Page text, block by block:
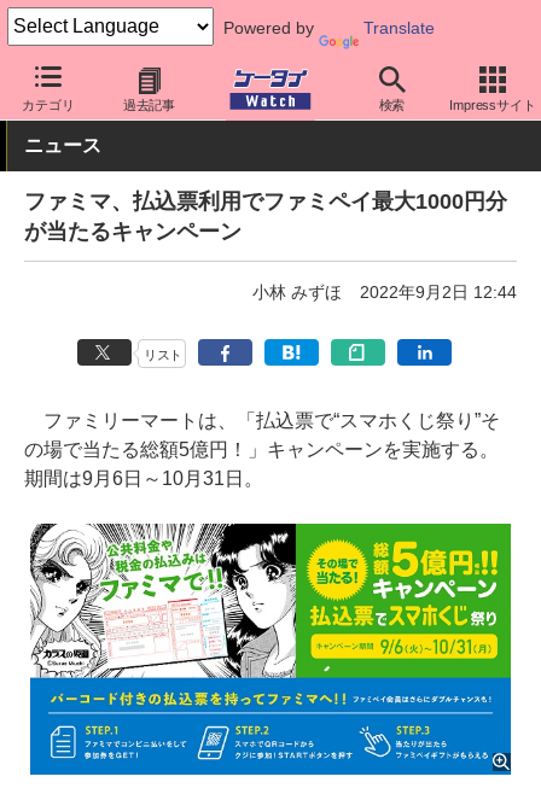
Powered by Translate
カテゴリ 過去記事 検索 Impressサイト
ケータイ Watch アプリ・サービス 決済/金融
ニュース
ファミマ、払込票利用でファミペイ最大1000円分
が当たるキャンペーン
小林 みずほ 2022年9月2日 12:44
リスト
ファミリーマートは、「払込票で“スマホくじ祭り”そ
の場で当たる総額5億円！」キャンペーンを実施する。
期間は9月6日～10月31日。